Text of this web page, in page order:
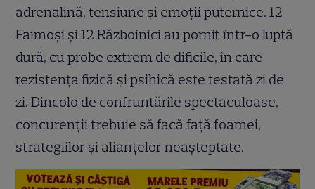
adrenalină, tensiune și emoții puternice. 12
Faimoși și 12 Războinici au pornit într-o luptă
dură, cu probe extrem de dificile, în care
rezistența fizică și psihică este testată zi de
zi. Dincolo de confruntările spectaculoase,
concurenții trebuie să facă față foamei,
strategiilor și alianțelor neașteptate.